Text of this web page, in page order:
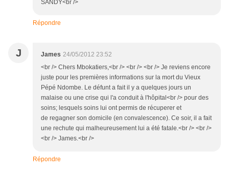
SANDY<br />
Répondre
J James 24/05/2012 23:52
<br /> Chers Mbokatiers,<br /> <br /> <br /> Je reviens encore
juste pour les premières informations sur la mort du Vieux
Pépé Ndombe. Le défunt a fait il y a quelques jours un
malaise ou une crise qui l'a conduit à l'hôpital<br /> pour des
soins; lesquels soins lui ont permis de récuperer et
de regagner son domicile (en convalescence). Ce soir, il a fait
une rechute qui malheureusement lui a été fatale.<br /> <br />
<br /> James.<br />
Répondre